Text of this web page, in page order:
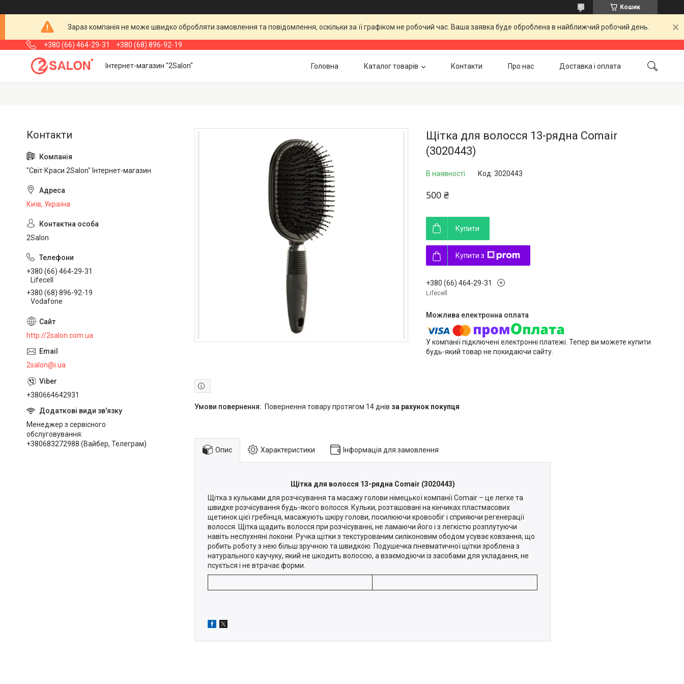
Кошик
Зараз компанія не може швидко обробляти замовлення та повідомлення, оскільки за її графіком не робочий час. Ваша заявка буде оброблена в найближчий робочий день.
+380 (66) 464-29-31 +380 (68) 896-92-19
Інтернет-магазин "2Salon" Головна Каталог товарів Контакти Про нас Доставка і оплата
Щітка для волосся 13-рядна Comair
(3020443)
В наявності Код: 3020443
500 ₴
Купити
Купити з
+380 (66) 464-29-31
Lifecell
У компанії підключені електронні платежі. Тепер ви можете купити
будь-який товар не покидаючи сайту.
повернення товару протягом 14 днів за рахунок покупця
Опис Характеристики Інформація для замовлення
Щітка для волосся 13-рядна Comair (3020443)
Щітка з кульками для розчісування та масажу голови німецької компанії Comair – це легке та
швидке розчісування будь-якого волосся. Кульки, розташовані на кінчиках пластмасових
щетинок цієї гребінця, масажують шкіру голови, посилюючи кровообіг і сприяючи регенерації
волосся. Щітка щадить волосся при розчісуванні, не ламаючи його і з легкістю розплутуючи
навіть неслухняні локони. Ручка щітки з текстурованим силіконовим ободом усуває ковзання, що
робить роботу з нею більш зручною та швидкою. Подушечка пневматичної щітки зроблена з
натурального каучуку, який не шкодить волоссю, а взаємодіючи із засобами для укладання, не
псується і не втрачає форми.
"Світ Краси 2Salon" Інтернет-магазин
Київ, Україна
2Salon
+380 (66) 464-29-31
Lifecell
+380 (68) 896-92-19
Vodafone
http://2salon.com.ua
2salon@i.ua
+380664642931
Менеджер з сервісного
обслуговування
+380683272988 (Вайбер, Телеграм)